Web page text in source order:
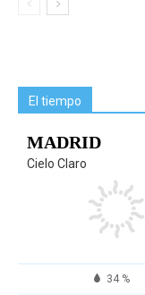
El tiempo
MADRID
Cielo Claro
34 %